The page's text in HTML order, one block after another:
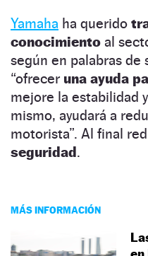
Yamaha ha querido
conocimiento al
según en palabras de
“ofrecer una ayuda
mejore la estabilidad
mismo, ayudará a
motorista”. Al final
seguridad.
MÁS INFORMACIÓN